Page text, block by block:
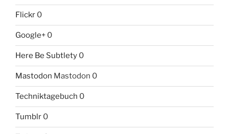
Flickr 0
Google+ 0
Here Be Subtlety 0
Mastodon Mastodon 0
Techniktagebuch 0
Tumblr 0